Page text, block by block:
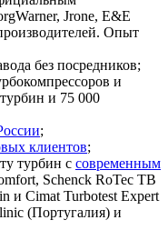
Jrone, E&E
Опыт
без посредников;
и
и 75 000
;
клиентов;
турбин с современным
Schenck RoTec TB
и Cimat Turbotest Expert
(Португалия) и